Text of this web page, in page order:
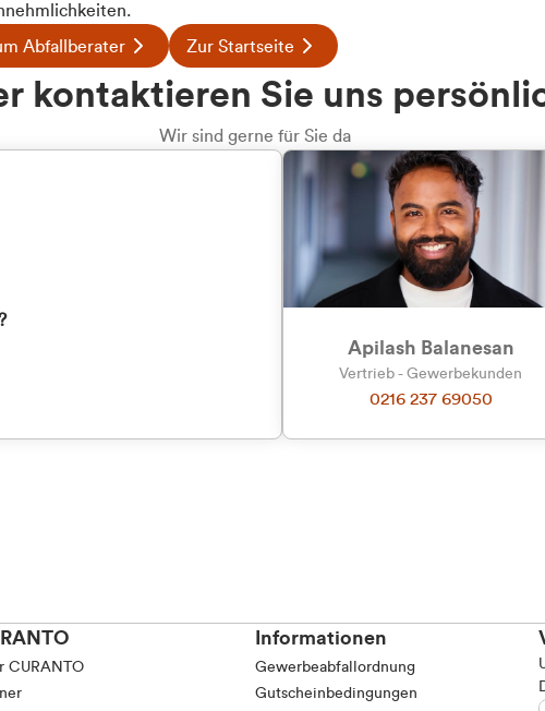
welcher
Abfallberater Zur Startseite
kontaktieren Sie uns
Wir sind gerne für Sie da
Apilash Balanesan
Vertrieb - Gewerbekunden
0216 237 69050
CURANTO
Informationen
Gewerbeabfallordnung
Gutscheinbedingungen